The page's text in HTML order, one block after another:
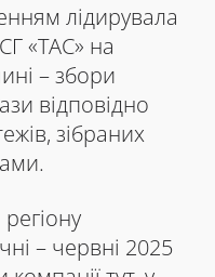
лідирувала
«ТАС» на
– збори
відповідно
зібраних
– червні 2025